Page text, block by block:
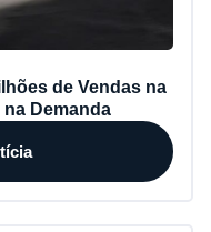
de Vendas na
Demanda